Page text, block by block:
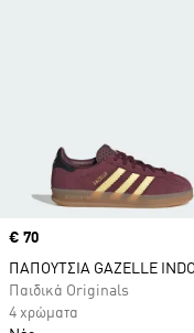
Price
€ 70
ΠΑΠΟΥΤΣΙΑ GAZELLE
Παιδικά Originals
4 χρώματα